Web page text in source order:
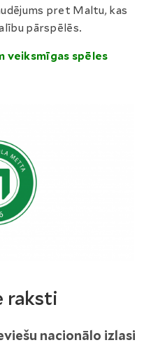
pret Maltu, kas
pārspēlēs.
veiksmīgas spēles
raksti
nacionālo izlasi